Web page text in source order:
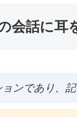
会話に
ンであり、記